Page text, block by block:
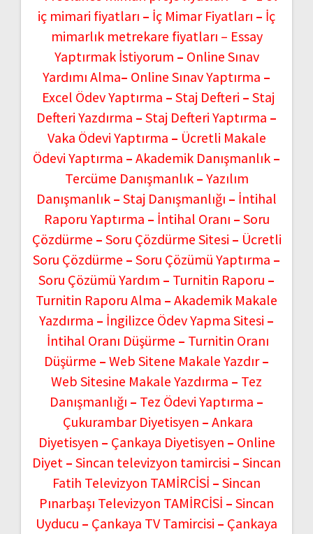
iç mimari fiyatları – İç Mimar Fiyatları – İç
mimarlık metrekare fiyatları – Essay
Yaptırmak İstiyorum – Online Sınav
Yardımı Alma– Online Sınav Yaptırma –
Excel Ödev Yaptırma – Staj Defteri – Staj
Defteri Yazdırma – Staj Defteri Yaptırma –
Vaka Ödevi Yaptırma – Ücretli Makale
Ödevi Yaptırma – Akademik Danışmanlık –
Tercüme Danışmanlık– Yazılım
Danışmanlık – Staj Danışmanlığı – İntihal
Raporu Yaptırma – İntihal Oranı – Soru
Çözdürme – Soru Çözdürme Sitesi – Ücretli
Soru Çözdürme – Soru Çözümü Yaptırma –
Soru Çözümü Yardım – Turnitin Raporu –
Turnitin Raporu Alma – Akademik Makale
Yazdırma – İngilizce Ödev Yapma Sitesi –
İntihal Oranı Düşürme – Turnitin Oranı
Düşürme – Web Sitene Makale Yazdır–
Web Sitesine Makale Yazdırma – Tez
Danışmanlığı – Tez Ödevi Yaptırma –
Çukurambar Diyetisyen – Ankara
Diyetisyen – Çankaya Diyetisyen – Online
Diyet – Sincan televizyon tamircisi – Sincan
Fatih Televizyon TAMİRCİSİ – Sincan
Pınarbaşı Televizyon TAMİRCİSİ – Sincan
Uyducu – Çankaya TV Tamircisi – Çankaya